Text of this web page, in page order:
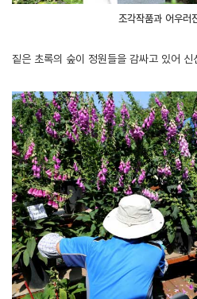
조각작품과 어우러
짙은 초록의 숲이 정원들을 감싸고 있어